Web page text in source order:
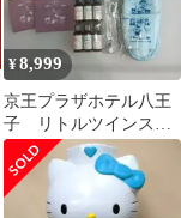
¥8,999
京王プラザホテル八王
子 リトルツインスタ
ーズ ノベルティ セッ
ト 非売品